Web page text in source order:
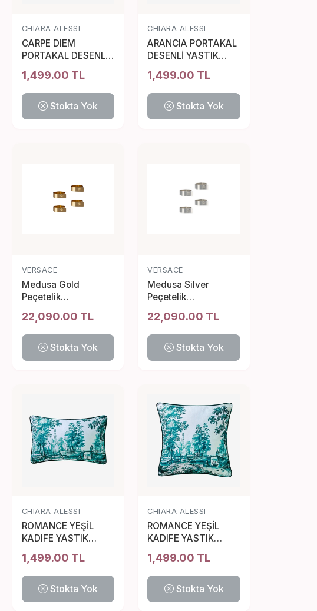
CHIARA ALESSI
CARPE DIEM
PORTAKAL DESENLİ
1,499.00 TL
Stokta Yok
CHIARA ALESSI
ARANCIA PORTAKAL
DESENLİ YASTIK
1,499.00 TL
Stokta Yok
VERSACE
Medusa Gold
Peçetelik
22,090.00 TL
Stokta Yok
VERSACE
Medusa Silver
Peçetelik
22,090.00 TL
Stokta Yok
CHIARA ALESSI
ROMANCE YEŞİL
KADIFE YASTIK
1,499.00 TL
Stokta Yok
CHIARA ALESSI
ROMANCE YEŞİL
KADIFE YASTIK
1,499.00 TL
Stokta Yok